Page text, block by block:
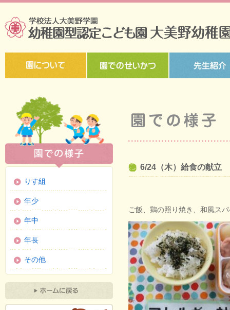
6/24（木）給食の献立
ご飯、鶏の照り焼き、和風ス
りす組
年少
年中
年長
その他